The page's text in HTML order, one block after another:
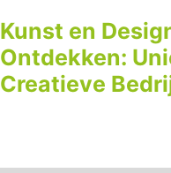
Kunst en
Ontdekken:
Creatieve